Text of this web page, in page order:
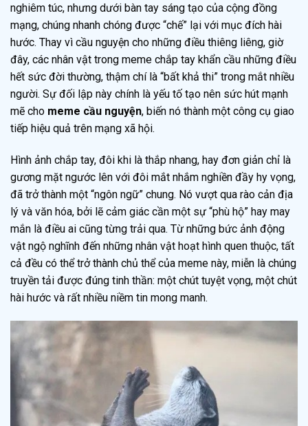
nghiêm túc, nhưng dưới bàn tay sáng tạo của cộng đồng
mạng, chúng nhanh chóng được “chế” lại với mục đích hài
hước. Thay vì cầu nguyện cho những điều thiêng liêng, giờ
đây, các nhân vật trong meme chắp tay khẩn cầu những điều
hết sức đời thường, thậm chí là “bất khả thi” trong mắt nhiều
người. Sự đối lập này chính là yếu tố tạo nên sức hút mạnh
mẽ cho meme cầu nguyện, biến nó thành một công cụ giao
tiếp hiệu quả trên mạng xã hội.
Hình ảnh chắp tay, đôi khi là thắp nhang, hay đơn giản chỉ là
gương mặt ngước lên với đôi mắt nhắm nghiền đầy hy vọng,
đã trở thành một “ngôn ngữ” chung. Nó vượt qua rào cản địa
lý và văn hóa, bởi lẽ cảm giác cần một sự “phù hộ” hay may
mắn là điều ai cũng từng trải qua. Từ những bức ảnh động
vật ngộ nghĩnh đến những nhân vật hoạt hình quen thuộc, tất
cả đều có thể trở thành chủ thể của meme này, miễn là chúng
truyền tải được đúng tinh thần: một chút tuyệt vọng, một chút
hài hước và rất nhiều niềm tin mong manh.